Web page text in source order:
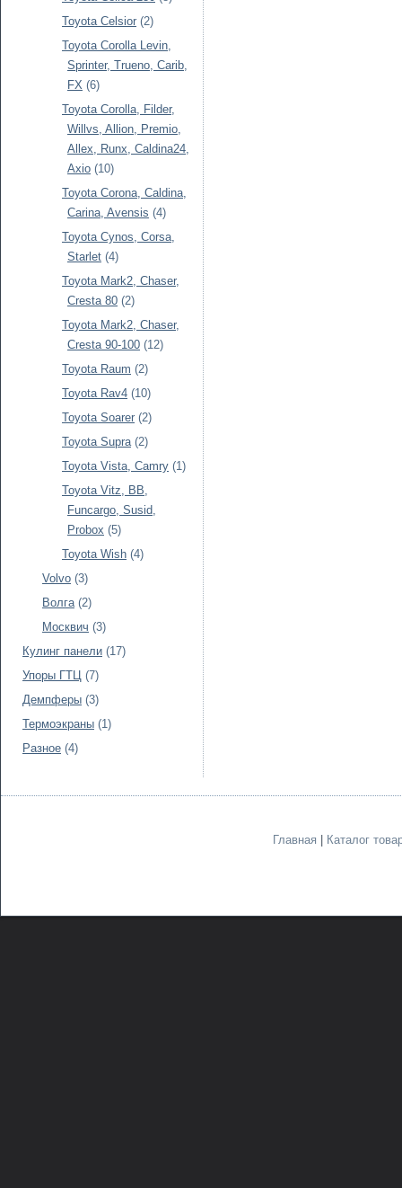
Toyota Celsior (2)
Toyota Corolla Levin,
Sprinter, Trueno, Carib,
FX (6)
Toyota Corolla, Filder,
Willvs, Allion, Premio,
Allex, Runx, Caldina24,
Axio (10)
Toyota Corona, Caldina,
Carina, Avensis (4)
Toyota Cynos, Corsa,
Starlet (4)
Toyota Mark2, Chaser,
Cresta 80 (2)
Toyota Mark2, Chaser,
Cresta 90-100 (12)
Toyota Raum (2)
Toyota Rav4 (10)
Toyota Soarer (2)
Toyota Supra (2)
Toyota Vista, Camry (1)
Toyota Vitz, BB,
Funcargo, Susid,
Probox (5)
Toyota Wish (4)
Volvo (3)
Волга (2)
Москвич (3)
Кулинг панели (17)
Упоры ГТЦ (7)
Демпферы (3)
Термоэкраны (1)
Разное (4)
Главная Каталог